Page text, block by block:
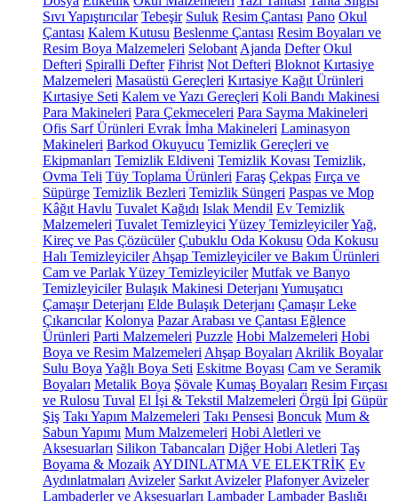
Sıvı Yapıştırıcılar Tebeşir Suluk Resim Çantası Pano Okul
Çantası Kalem Kutusu Beslenme Çantası Resim Boyaları ve
Resim Boya Malzemeleri Selobant Ajanda Defter Okul
Defteri Spiralli Defter Fihrist Not Defteri Bloknot Kırtasiye
Malzemeleri Masaüstü Gereçleri Kırtasiye Kağıt Ürünleri
Kırtasiye Seti Kalem ve Yazı Gereçleri Koli Bandı Makinesi
Para Makineleri Para Çekmeceleri Para Sayma Makineleri
Ofis Sarf Ürünleri Evrak İmha Makineleri Laminasyon
Makineleri Barkod Okuyucu Temizlik Gereçleri ve
Ekipmanları Temizlik Eldiveni Temizlik Kovası Temizlik,
Ovma Teli Tüy Toplama Ürünleri Faraş Çekpas Fırça ve
Süpürge Temizlik Bezleri Temizlik Süngeri Paspas ve Mop
Kâğıt Havlu Tuvalet Kağıdı Islak Mendil Ev Temizlik
Malzemeleri Tuvalet Temizleyici Yüzey TemizleyicilerYağ,
Kireç ve Pas Çözücüler Çubuklu Oda Kokusu Oda Kokusu
Halı Temizleyiciler Ahşap Temizleyiciler ve Bakım Ürünleri
Cam ve Parlak Yüzey Temizleyiciler Mutfak ve Banyo
Temizleyiciler Bulaşık Makinesi Deterjanı Yumuşatıcı
Çamaşır Deterjanı Elde Bulaşık Deterjanı Çamaşır Leke
Çıkarıcılar Kolonya Pazar Arabası ve Çantası Eğlence
Ürünleri Parti Malzemeleri Puzzle Hobi Malzemeleri Hobi
Boya ve Resim Malzemeleri Ahşap Boyaları Akrilik Boyalar
Sulu Boya Yağlı Boya Seti Eskitme Boyası Cam ve Seramik
Boyaları Metalik Boya Şövale Kumaş Boyaları Resim Fırçası
ve Rulosu Tuval El İşi & Tekstil Malzemeleri Örgü İpi Güpür
Şiş Takı Yapım Malzemeleri Takı Pensesi Boncuk Mum &
Sabun Yapımı Mum Malzemeleri Hobi Aletleri ve
Aksesuarları Silikon Tabancaları Diğer Hobi Aletleri Taş
Boyama & Mozaik AYDINLATMA VE ELEKTRİK Ev
Aydınlatmaları Avizeler Sarkıt Avizeler Plafonyer Avizeler
Lambaderler ve Aksesuarları Lambader Lambader Başlığı